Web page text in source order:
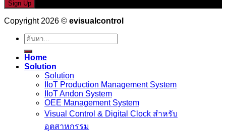
Copyright 2026 © evisualcontrol
ค้นหา:
Home
Solution
Solution
IIoT Production Management System
IIoT Andon System
OEE Management System
Visual Control & Digital Clock สำหรับ
อุตสาหกรรม